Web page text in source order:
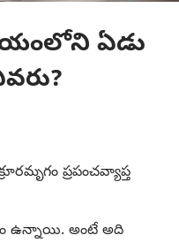
ఏడు
ప్రపంచవ్యాప్త
ఉన్నాయి. అంటే అది